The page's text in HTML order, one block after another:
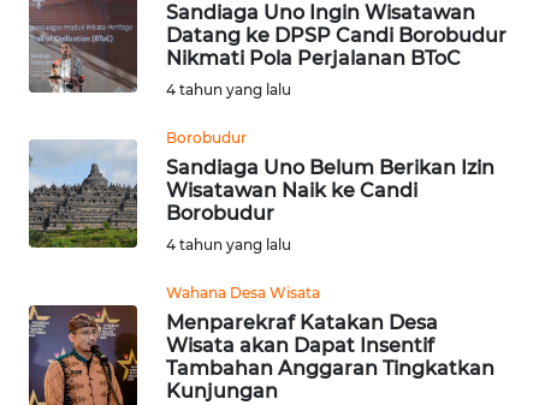
Sandiaga Uno Ingin Wisatawan
Datang ke DPSP Candi Borobudur
Nikmati Pola Perjalanan BToC
4 tahun yang lalu
Borobudur
Sandiaga Uno Belum Berikan Izin
Wisatawan Naik ke Candi
Borobudur
4 tahun yang lalu
Wahana Desa Wisata
Menparekraf Katakan Desa
Wisata akan Dapat Insentif
Tambahan Anggaran Tingkatkan
Kunjungan
WN
BEKASI
WN
BOGOR
WN
DEPOK
WN
TAPANULI
UTARA